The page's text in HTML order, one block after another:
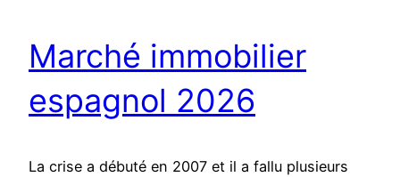
Marché immobilier
espagnol 2026
La crise a débuté en 2007 et il a fallu plusieurs